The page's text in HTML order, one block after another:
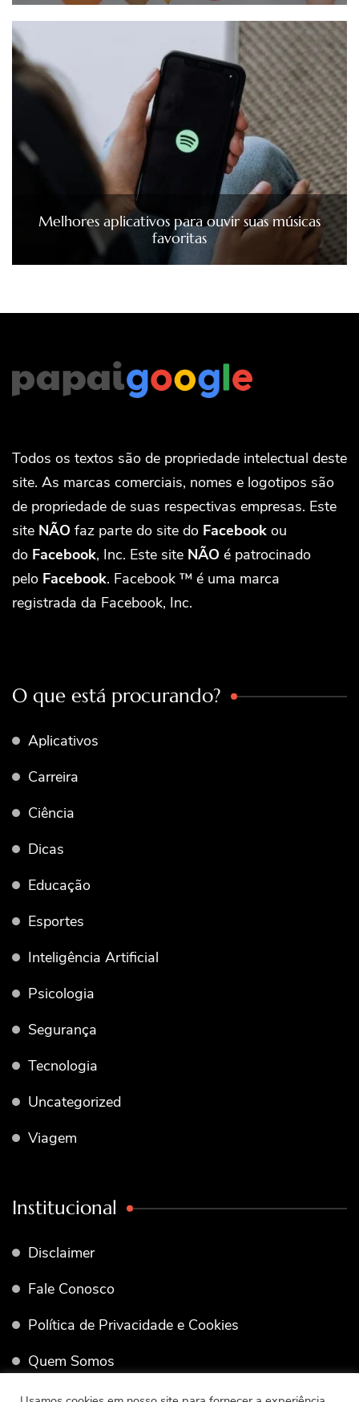
Melhores aplicativos para ouvir suas músicas
favoritas
Todos os textos são de propriedade intelectual deste
site. As marcas comerciais, nomes e logotipos são
de propriedade de suas respectivas empresas. Este
site NÃO faz parte do site do Facebook ou
do Facebook, Inc. Este site NÃO é patrocinado
pelo Facebook. Facebook ™ é uma marca
registrada da Facebook, Inc.
O que está procurando?
Aplicativos
Carreira
Ciência
Dicas
Educação
Esportes
Inteligência Artificial
Psicologia
Segurança
Tecnologia
Uncategorized
Viagem
Institucional
Disclaimer
Fale Conosco
Política de Privacidade e Cookies
Quem Somos
Termos de Uso